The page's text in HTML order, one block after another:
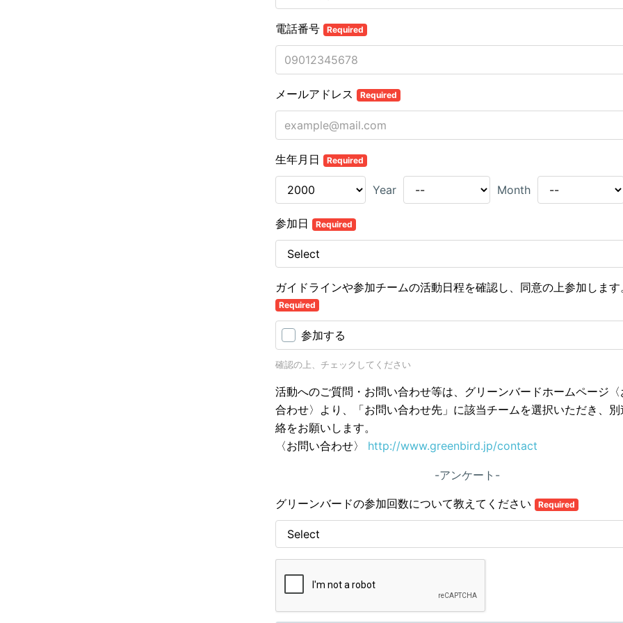
電話番号 Required
メールアドレス Required
生年月日 Required
Year Month
参加日 Required
ガイドラインや参加チームの活動日程を確認し、同意の上参加します
Required
参加する
確認の上、チェックしてください
活動へのご質問・お問い合わせ等は、グリーンバードホームページ〈
合わせ〉より、「お問い合わせ先」に該当チームを選択いただき、別
絡をお願いします。
〈お問い合わせ〉 http://www.greenbird.jp/contact
-アンケート-
グリーンバードの参加回数について教えてください Required